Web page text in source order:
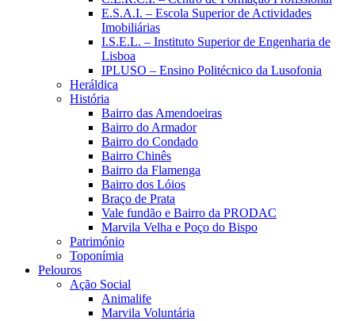
E.S.A.I. – Escola Superior de Actividades
Imobiliárias
I.S.E.L. – Instituto Superior de Engenharia de
Lisboa
IPLUSO – Ensino Politécnico da Lusofonia
Heráldica
História
Bairro das Amendoeiras
Bairro do Armador
Bairro do Condado
Bairro Chinês
Bairro da Flamenga
Bairro dos Lóios
Braço de Prata
Vale fundão e Bairro da PRODAC
Marvila Velha e Poço do Bispo
Património
Toponímia
Pelouros
Ação Social
Animalife
Marvila Voluntária